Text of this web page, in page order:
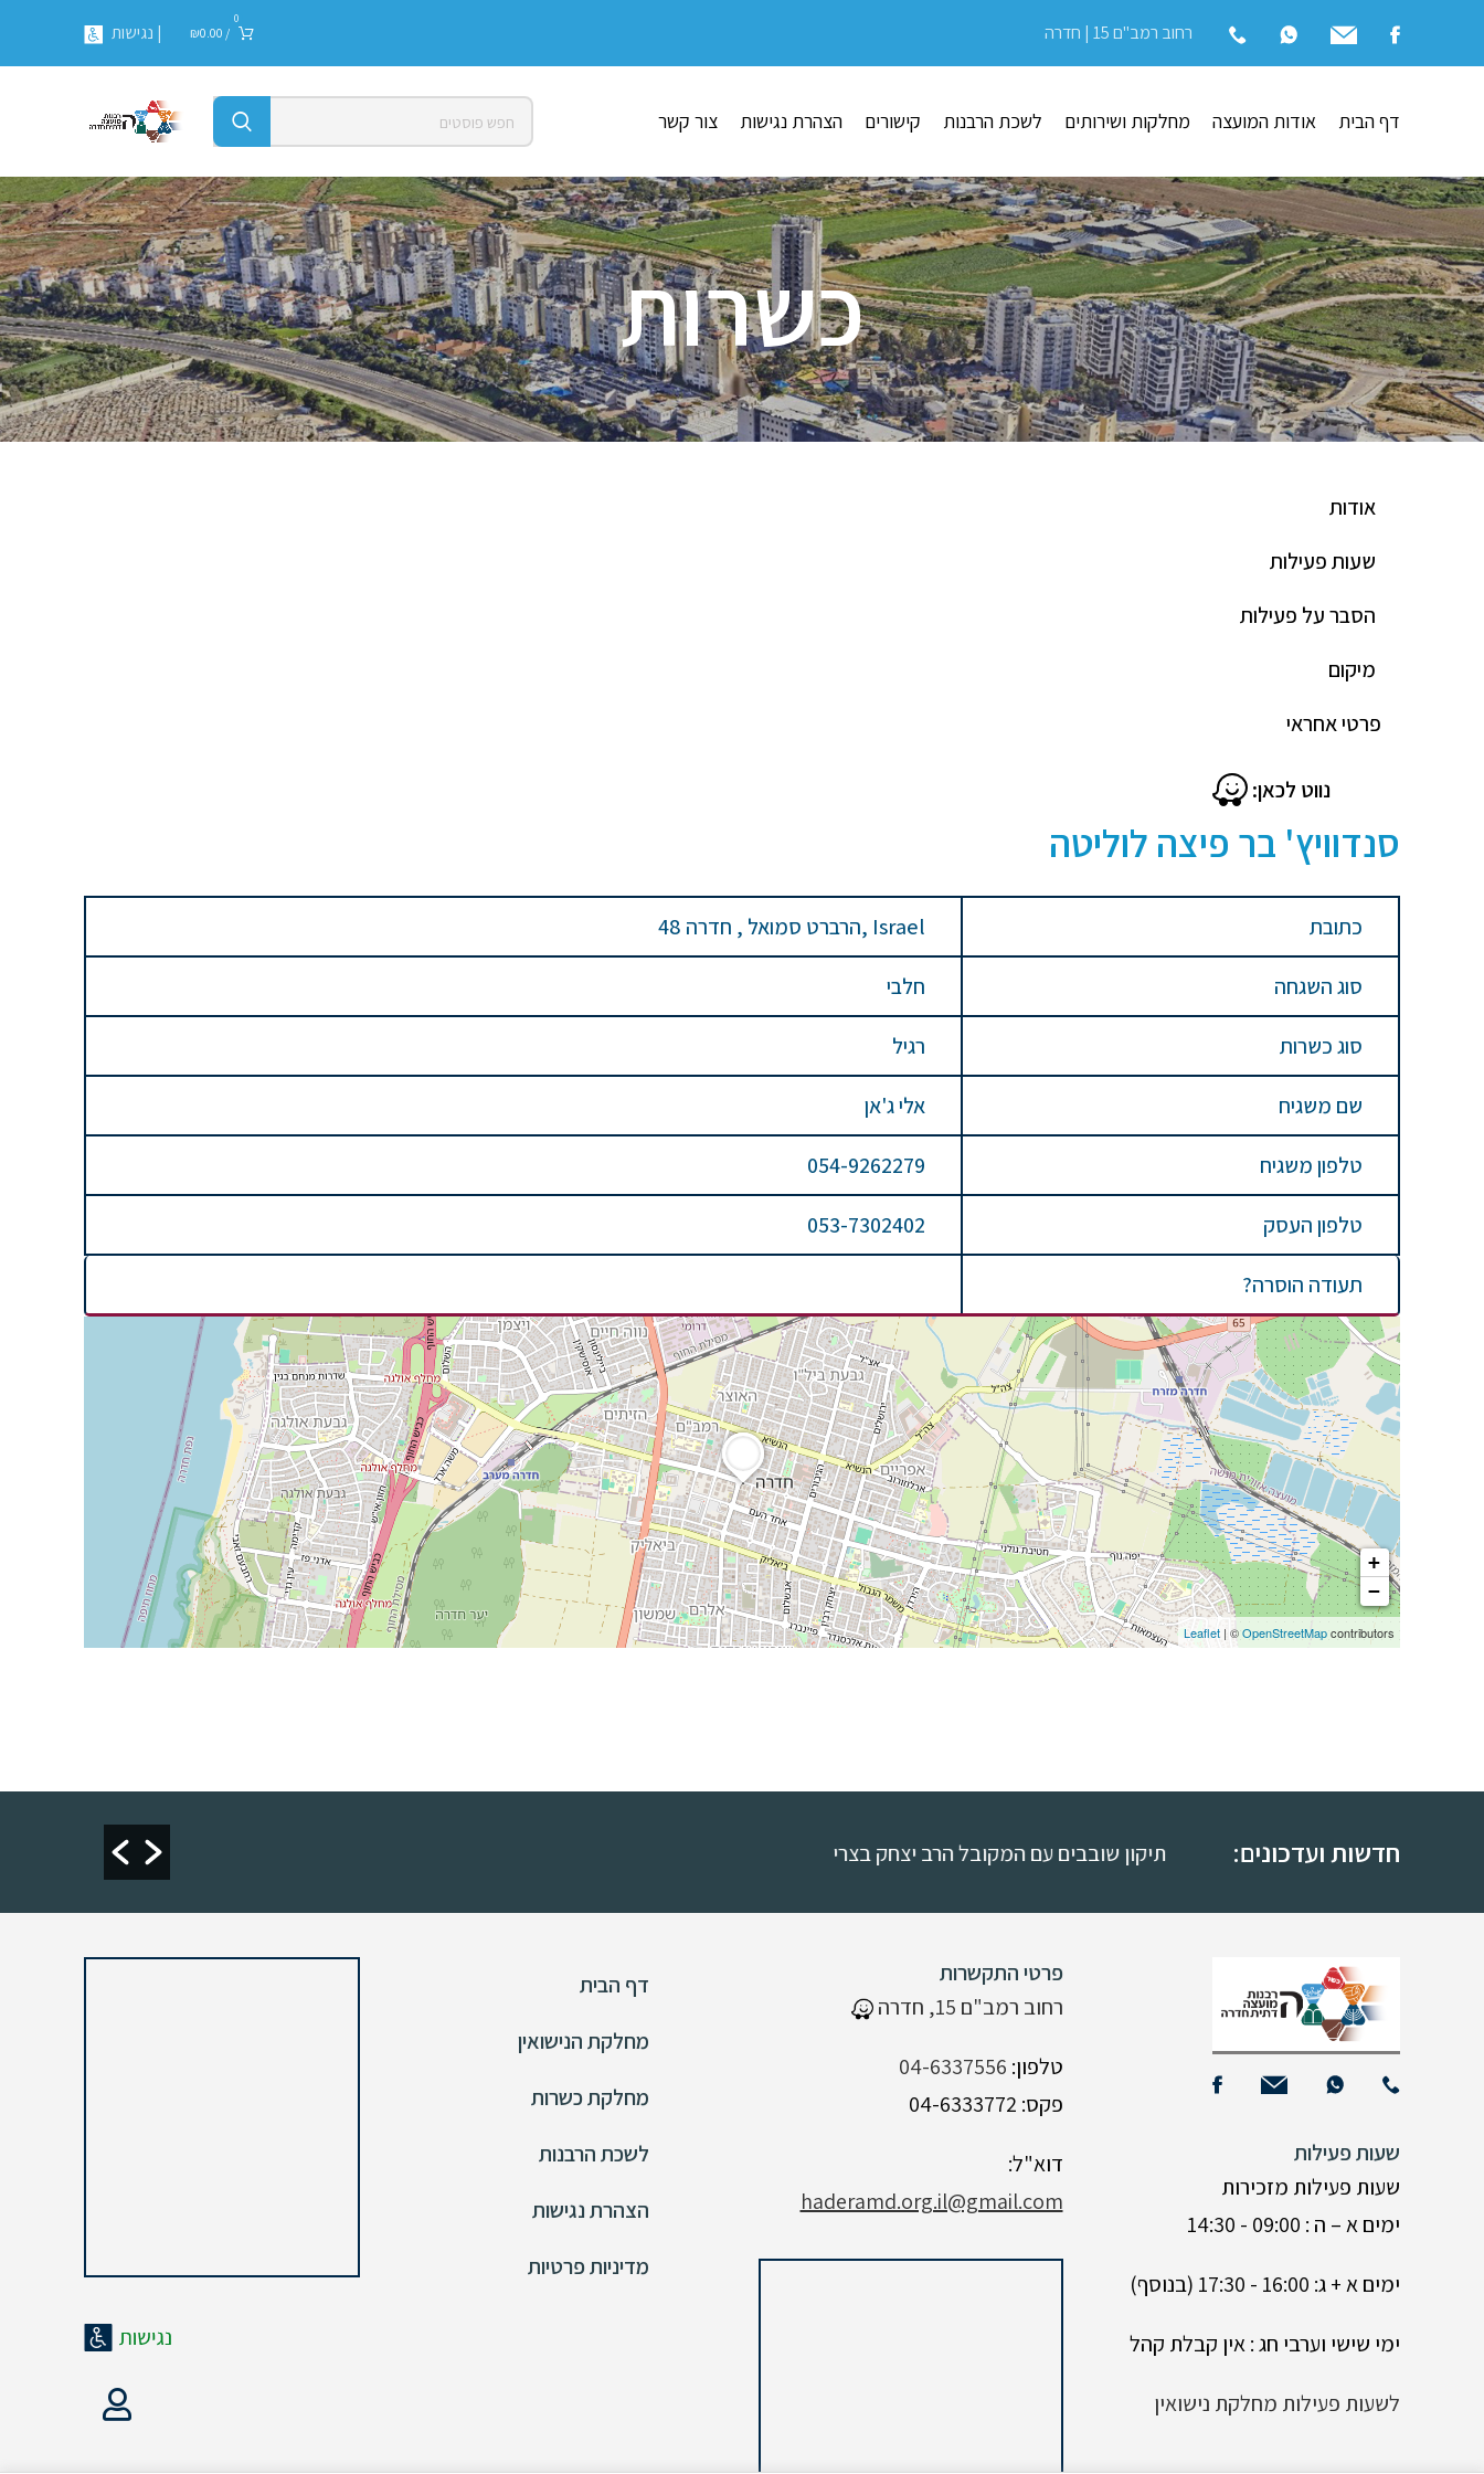
רחוב רמב"ם 15 | חדרה
0
/
₪0.00 | נגישות
דף הבית אודות המועצה מחלקות ושירותים לשכת הרבנות קישורים הצהרת נגישות צור קשר
כשרות
אודות
שעות פעילות
הסבר על פעילות
מיקום
פרטי אחראי
נווט לכאן:
סנדוויץ' בר פיצה לוליטה
כתובת 48 הרברט סמואל , חדרה, Israel
סוג השגחה חלבי
סוג כשרות רגיל
שם משגיח אלי ג'אן
טלפון משגיח 054-9262279
טלפון העסק 053-7302402
תעודה הוסרה?
+
−
Leaflet | ©OpenStreetMapcontributors
חדשות ועדכונים: תיקון שובבים עם המקובל הרב יצחק בצרי
דף הבית
מחלקת הנישואין
מחלקת כשרות
לשכת הרבנות
הצהרת נגישות
מדיניות פרטיות
פרטי התקשרות
רחוב רמב"ם 15, חדרה
טלפון: 04-6337556
פקס: 04-6333772
דוא"ל:
haderamd.org.il@gmail.com
שעות פעילות
שעות פעילות מזכירות
ימים א – ה : 09:00 - 14:30
ימים א + ג: 16:00 - 17:30 (בנוסף)
ימי שישי וערבי חג : אין קבלת קהל
לשעות פעילות מחלקת נישואין